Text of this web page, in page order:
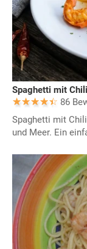
Spaghetti mit
86
Spaghetti mit
und Meer. Ein